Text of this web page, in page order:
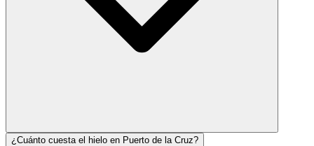
¿Cuánto cuesta el hielo en Puerto de la Cruz?